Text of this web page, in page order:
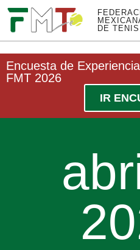
DE TENIS
Encuesta de
FMT 2026
IR